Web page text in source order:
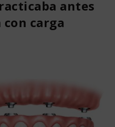
antes
carga